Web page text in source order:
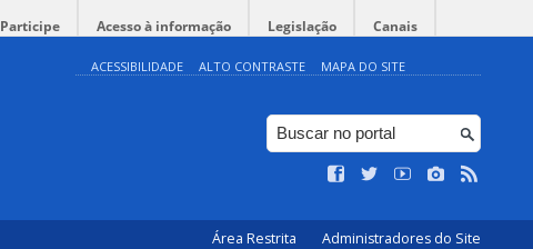
Participe Acesso à informação Legislação Canais
ACESSIBILIDADE ALTO CONTRASTE MAPA DO SITE
Área Restrita Administradores do Site